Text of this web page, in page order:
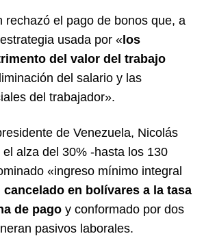
rechazó el pago de bonos que, a
usada por «los
del valor del trabajo
del salario y las
del trabajador».
de Venezuela, Nicolás
alza del 30% -hasta los 130
«ingreso mínimo integral
cancelado en bolívares a la tasa
de pago y conformado por dos
pasivos laborales.